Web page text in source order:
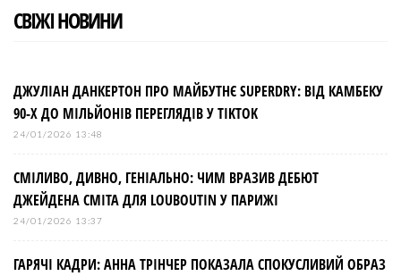
СВІЖІ НОВИНИ
ДЖУЛІАН ДАНКЕРТОН ПРО МАЙБУТНЄ SUPERDRY: ВІД КАМБЕКУ
90-Х ДО МІЛЬЙОНІВ ПЕРЕГЛЯДІВ У TIKTOK
24/01/2026 13:48
СМІЛИВО, ДИВНО, ГЕНІАЛЬНО: ЧИМ ВРАЗИВ ДЕБЮТ
ДЖЕЙДЕНА СМІТА ДЛЯ LOUBOUTIN У ПАРИЖІ
24/01/2026 13:37
ГАРЯЧІ КАДРИ: АННА ТРІНЧЕР ПОКАЗАЛА СПОКУСЛИВИЙ ОБРАЗ